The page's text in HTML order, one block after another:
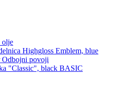
olje
Highgloss Emblem, blue
Odbojni povoji
"Classic", black BASIC